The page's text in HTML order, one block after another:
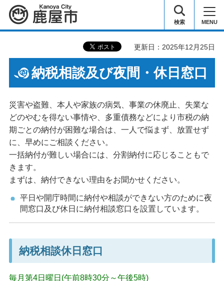
鹿屋市 検索 MENU
更新日：2025年12月25日
納税相談及び夜間・休日窓口
災害や盗難、本人や家族の病気、事業の休廃止、失業な
どのやむを得ない事情や、多重債務などにより市税の納
期ごとの納付が困難な場合は、一人で悩まず、放置せず
に、早めにご相談ください。
一括納付が難しい場合には、分割納付に応じることもで
きます。
まずは、納付できない理由をお聞かせください。
平日や開庁時間に納付や相談ができない方のために夜
間窓口及び休日に納付相談窓口を設置しています。
納税相談休日窓口
毎月第4日曜日(午前8時30分～午後5時)